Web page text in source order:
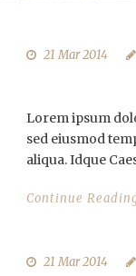
21 Mar 2014
Lorem ipsum
sed eiusmod
aliqua. Idque
Continue
21 Mar 2014